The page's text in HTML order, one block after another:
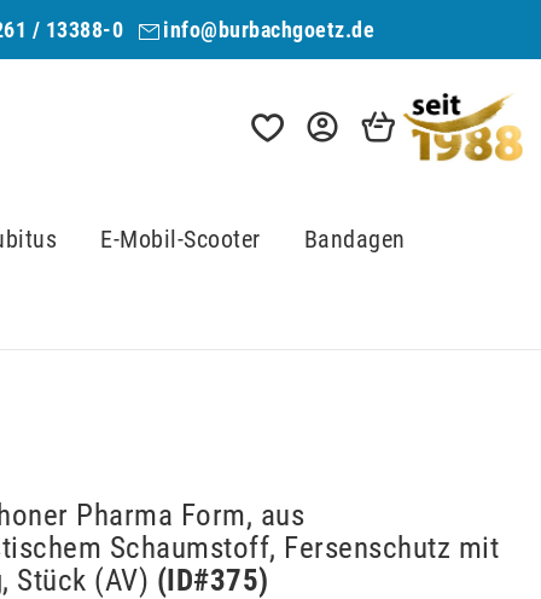
/ 13388-0 info@burbachgoetz.de
E-Mobil-Scooter Bandagen
Pharma Form, aus
Schaumstoff, Fersenschutz mit
Stück (AV) (ID#375)